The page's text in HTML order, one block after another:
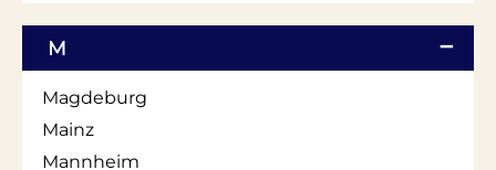
M
Magdeburg
Mainz
Mannheim